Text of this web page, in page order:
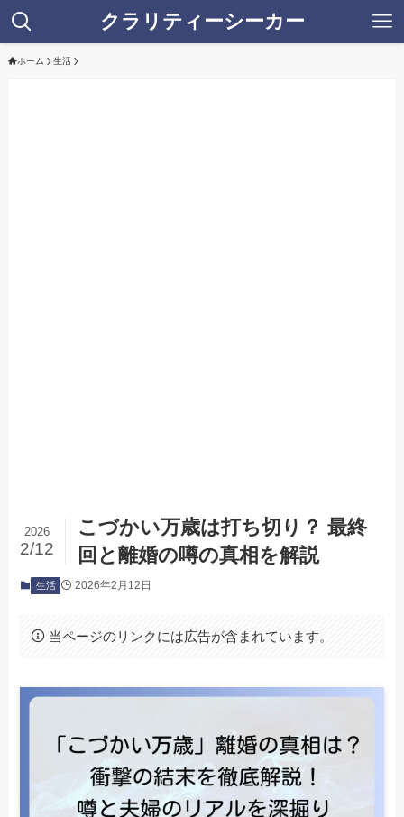
クラリティーシーカー
ホーム 生活
こづかい万歳は打ち切り？ 最終
回と離婚の噂の真相を解説
2026
2/12
生活 2026年2月12日
当ページのリンクには広告が含まれています。